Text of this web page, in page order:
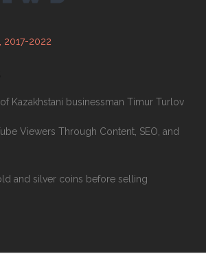
2017-2022
Kazakhstani businessman Timur Turlov
Viewers Through Content, SEO, and
and silver coins before selling